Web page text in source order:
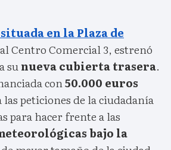
en la Plaza de
Centro Comercial 3, estrenó
sunueva cubierta trasera.
con50.000 euros
las peticiones de la ciudadanía
para hacer frente a las
bajo la